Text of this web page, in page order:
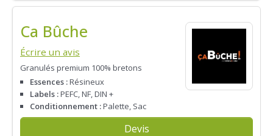
Ca Bûche
Écrire un avis
Granulés premium 100% bretons
Essences :Résineux
Labels :PEFC, NF, DIN +
Conditionnement :Palette, Sac
Devis